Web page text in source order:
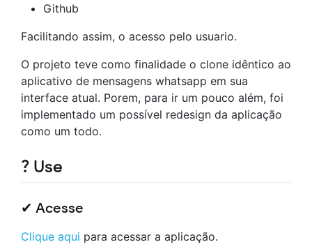
Github
Facilitando assim, o acesso pelo usuario.
O projeto teve como finalidade o clone idêntico ao
aplicativo de mensagens whatsapp em sua
interface atual. Porem, para ir um pouco além, foi
implementado um possível redesign da aplicação
como um todo.
? Use
✔ Acesse
Clique aqui para acessar a aplicação.